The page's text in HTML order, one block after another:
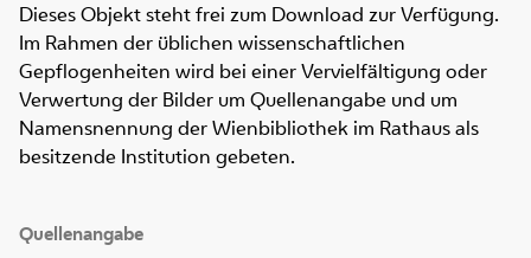
Dieses Objekt steht frei zum Download zur Verfügung.
Im Rahmen der üblichen wissenschaftlichen
Gepflogenheiten wird bei einer Vervielfältigung oder
Verwertung der Bilder um Quellenangabe und um
Namensnennung der Wienbibliothek im Rathaus als
besitzende Institution gebeten.
Quellenangabe